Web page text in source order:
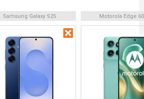
Samsung Galaxy S25 Motorola Edge